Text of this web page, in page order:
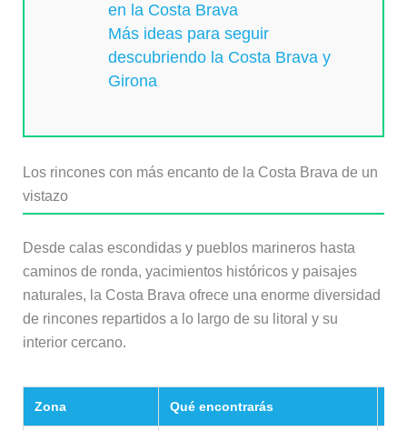
en la Costa Brava
Más ideas para seguir
descubriendo la Costa Brava y
Girona
Los rincones con más encanto de la Costa Brava de un
vistazo
Desde calas escondidas y pueblos marineros hasta
caminos de ronda, yacimientos históricos y paisajes
naturales, la Costa Brava ofrece una enorme diversidad
de rincones repartidos a lo largo de su litoral y su
interior cercano.
Zona Qué encontrarás